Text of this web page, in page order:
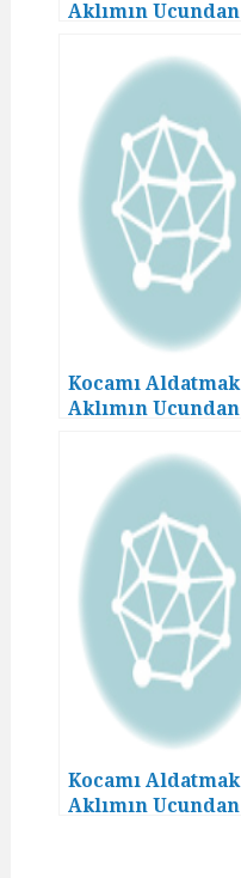
Aklımın Ucundan
Kocamı Aldatmak
Aklımın Ucundan
Kocamı Aldatmak
Aklımın Ucundan